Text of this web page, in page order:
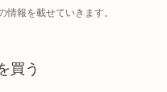
情報を載せていきます。
買う